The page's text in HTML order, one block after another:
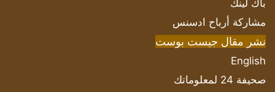
باك لينك
مشاركة أرباح ادسنس
نشر مقال جيست بوست
English
صحيفة 24 لمعلوماتك